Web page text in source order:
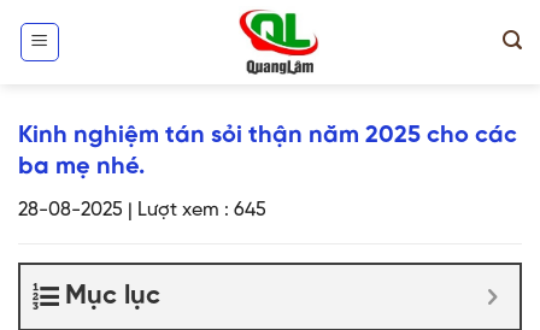
Kinh nghiệm tán sỏi thận năm 2025 cho các
ba mẹ nhé.
28-08-2025 | Lượt xem : 645
Mục lục